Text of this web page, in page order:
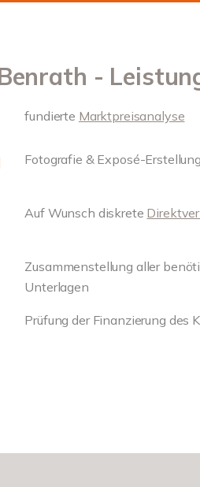
-
fundierte Marktpreisanalyse
Fotografie & Exposé-Erstellung
Auf Wunsch diskrete
Zusammenstellung aller
Unterlagen
Prüfung der Finanzierung des